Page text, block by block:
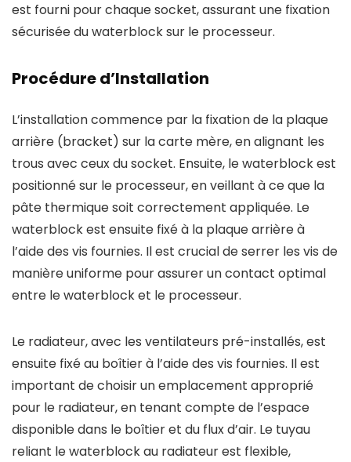
est fourni pour chaque socket, assurant une fixation
sécurisée du waterblock sur le processeur.
Procédure d’Installation
L’installation commence par la fixation de la plaque
arrière (bracket) sur la carte mère, en alignant les
trous avec ceux du socket. Ensuite, le waterblock est
positionné sur le processeur, en veillant à ce que la
pâte thermique soit correctement appliquée. Le
waterblock est ensuite fixé à la plaque arrière à
l’aide des vis fournies. Il est crucial de serrer les vis de
manière uniforme pour assurer un contact optimal
entre le waterblock et le processeur.
Le radiateur, avec les ventilateurs pré-installés, est
ensuite fixé au boîtier à l’aide des vis fournies. Il est
important de choisir un emplacement approprié
pour le radiateur, en tenant compte de l’espace
disponible dans le boîtier et du flux d’air. Le tuyau
reliant le waterblock au radiateur est flexible,